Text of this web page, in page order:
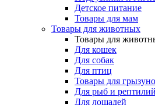
Детское питание
Товары для мам
Товары для животных
Товары для
Для кошек
Для собак
Для птиц
Товары для
Для рыб и рептилий
Для лошадей